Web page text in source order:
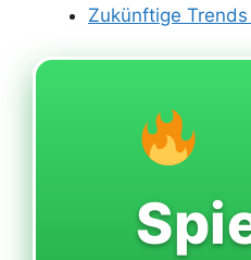
Zukünftige